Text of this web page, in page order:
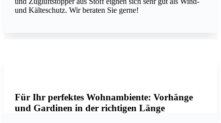
und Kälteschutz. Wir beraten Sie gerne!
Für Ihr perfektes Wohnambiente: Vorhänge
und Gardinen in der richtigen Länge